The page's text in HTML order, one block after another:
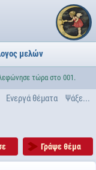
μελών
τώρα στο 001.
Ενεργά θέματα Ψάξε...
Γράψε θέμα